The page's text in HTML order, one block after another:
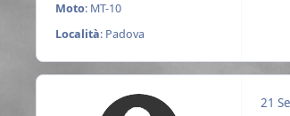
Moto: MT-10
Località: Padova
21